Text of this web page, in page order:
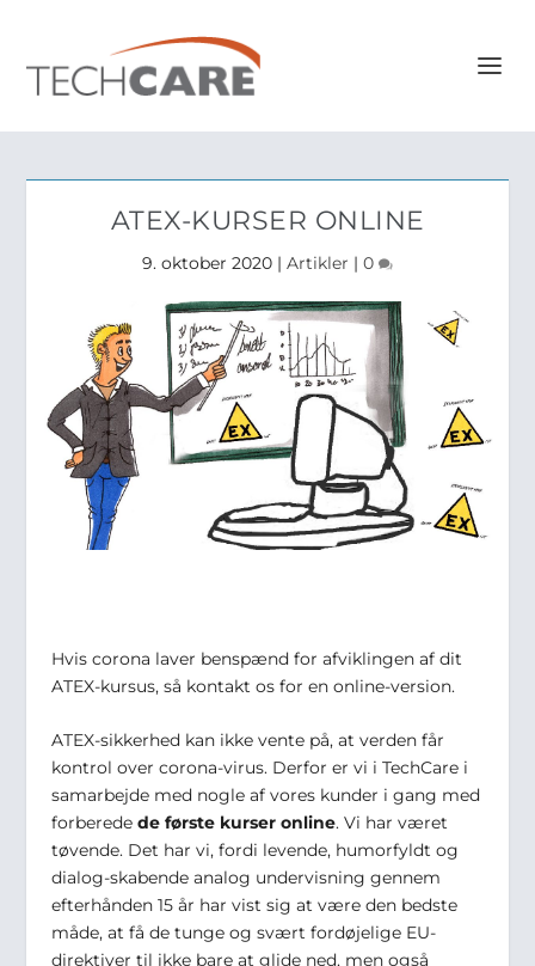
ATEX-KURSER ONLINE
9. oktober 2020 | Artikler | 0
Hvis corona laver benspænd for afviklingen af dit
ATEX-kursus, så kontakt os for en online-version.
ATEX-sikkerhed kan ikke vente på, at verden får
kontrol over corona-virus. Derfor er vi i TechCare i
samarbejde med nogle af vores kunder i gang med
forberede de første kurser online. Vi har været
tøvende. Det har vi, fordi levende, humorfyldt og
dialog-skabende analog undervisning gennem
efterhånden 15 år har vist sig at være den bedste
måde, at få de tunge og svært fordøjelige EU-
direktiver til ikke bare at glide ned, men også